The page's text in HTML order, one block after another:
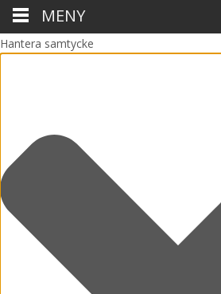
Hantera samtycke
MENY